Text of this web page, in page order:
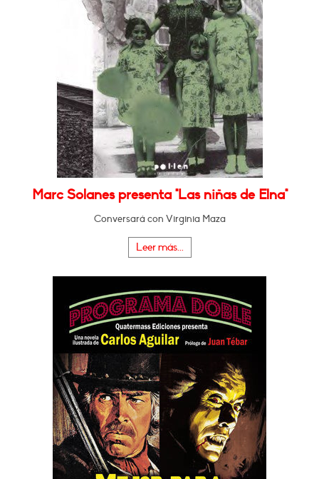
Marc Solanes presenta "Las niñas de Elna"
Conversará con Virginia Maza
Leer más...